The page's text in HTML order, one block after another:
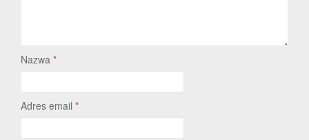
Nazwa *
Adres email *